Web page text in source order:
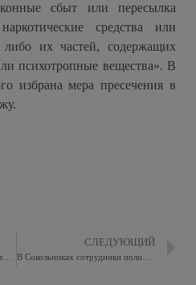
сбыт или пересылка
средства или
либо их частей, содержащих
психотропные вещества». В
избрана мера пресечения в
СЛЕДУЮЩИЙ